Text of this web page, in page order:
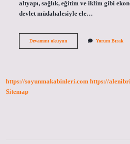
altyapı, sağlık, eğitim ve iklim gibi
devlet müdahalesiyle ele…
Devamını okuyunLiberalizm
Yorum Bırak
https://soyunmakabinleri.com https://
Sitemap